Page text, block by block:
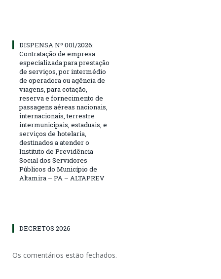
DISPENSA Nº 001/2026:
Contratação de empresa
especializada para prestação
de serviços, por intermédio
de operadora ou agência de
viagens, para cotação,
reserva e fornecimento de
passagens aéreas nacionais,
internacionais, terrestre
intermunicipais, estaduais, e
serviços de hotelaria,
destinados a atender o
Instituto de Previdência
Social dos Servidores
Públicos do Município de
Altamira – PA – ALTAPREV
DECRETOS 2026
Os comentários estão fechados.